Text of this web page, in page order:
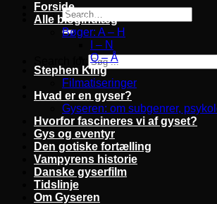
Forside
Alle blogindlæg
Bøger: A – H
I – N
O – Å
Stephen King
Filmatiseringer
Hvad er en gyser?
Gyseren: om subgenrer,
Hvorfor fascineres vi af gyset?
Gys og eventyr
Den gotiske fortælling
Vampyrens historie
Danske gyserfilm
Tidslinje
Om Gyseren